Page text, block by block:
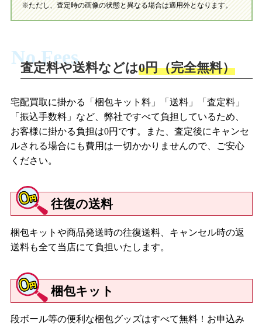
※ただし、査定時の画像の状態と異なる場合は適用外となります。
No Fees
査定料や送料などは0円（完全無料）
宅配買取に掛かる「梱包キット料」「送料」「査定料」
「振込手数料」など、弊社ですべて負担しているため、
お客様に掛かる負担は0円です。また、査定後にキャンセ
ルされる場合にも費用は一切かかりませんので、ご安心
ください。
往復の送料
梱包キットや商品発送時の往復送料、キャンセル時の返
送料も全て当店にて負担いたします。
梱包キット
段ボール等の便利な梱包グッズはすべて無料！お申込み